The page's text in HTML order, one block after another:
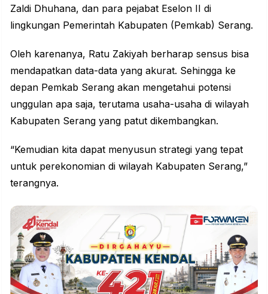
Zaldi Dhuhana, dan para pejabat Eselon II di
lingkungan Pemerintah Kabupaten (Pemkab) Serang.
Oleh karenanya, Ratu Zakiyah berharap sensus bisa
mendapatkan data-data yang akurat. Sehingga ke
depan Pemkab Serang akan mengetahui potensi
unggulan apa saja, terutama usaha-usaha di wilayah
Kabupaten Serang yang patut dikembangkan.
“Kemudian kita dapat menyusun strategi yang tepat
untuk perekonomian di wilayah Kabupaten Serang,”
terangnya.